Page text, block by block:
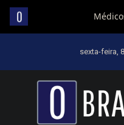
sexta-feira,
Um diário de